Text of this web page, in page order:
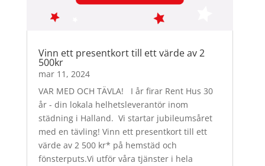
Vinn ett presentkort till ett värde av 2
500kr
mar 11, 2024
VAR MED OCH TÄVLA! I år firar Rent Hus 30
år - din lokala helhetsleverantör inom
städning i Halland. Vi startar jubileumsåret
med en tävling! Vinn ett presentkort till ett
värde av 2 500 kr* på hemstäd och
fönsterputs.Vi utför våra tjänster i hela